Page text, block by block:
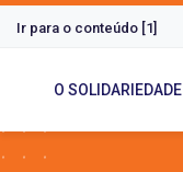
Ir para o conteúdo [1]
O SOLIDARIEDADE